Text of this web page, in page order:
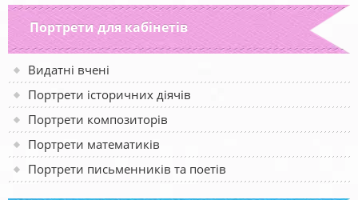
Портрети для кабінетів
Видатні вчені
Портрети історичних діячів
Портрети композиторів
Портрети математиків
Портрети письменників та поетів